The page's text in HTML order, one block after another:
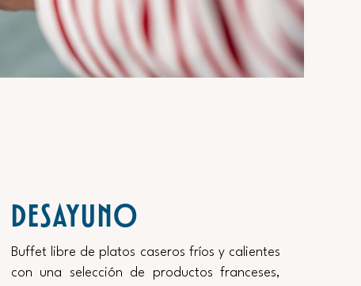
DESAYUNO
Buffet libre de platos caseros fríos y calientes
con una selección de productos franceses,